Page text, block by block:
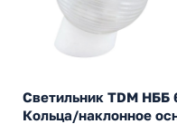
Светильник TDM
Кольца/наклонное